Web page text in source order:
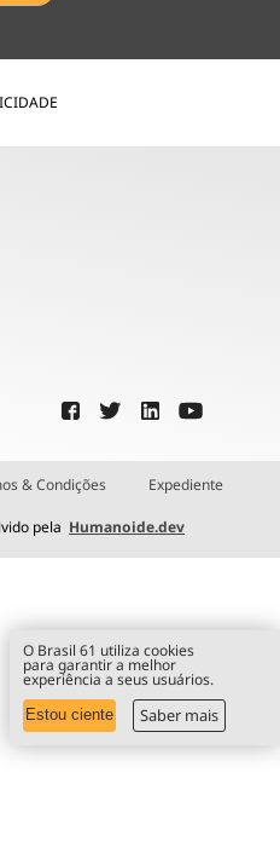
& Condições Expediente
pela Humanoide.dev
O Brasil 61 utiliza cookies
para garantir a melhor
experiência a seus usuários.
Estou ciente Saber mais